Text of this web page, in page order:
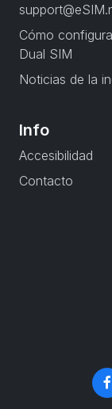
Cómo
Dual SIM
Noticias de la
Info
Accesibilidad
Contacto